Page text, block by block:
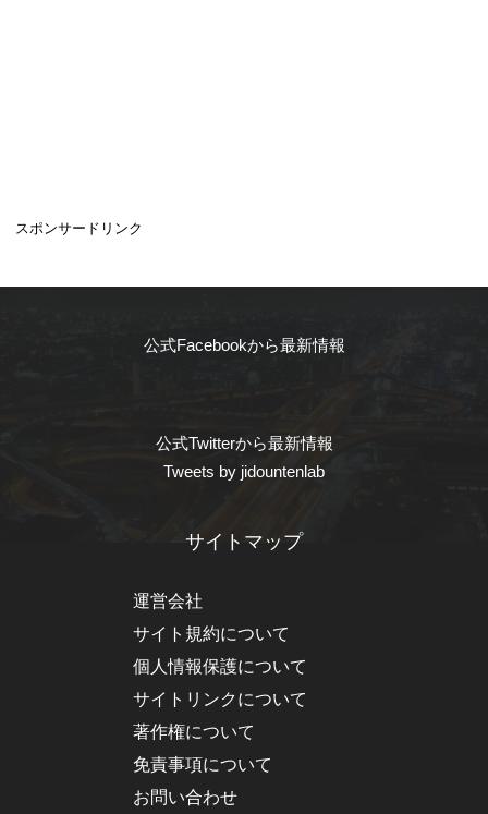
スポンサードリンク
公式Facebookから最新情報
公式Twitterから最新情報
Tweets by jidountenlab
サイトマップ
運営会社
サイト規約について
個人情報保護について
サイトリンクについて
著作権について
免責事項について
お問い合わせ